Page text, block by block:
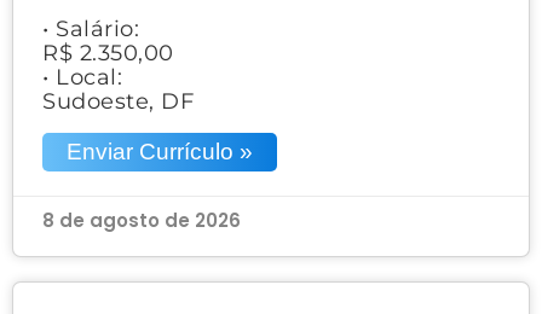
• Salário:
R$ 2.350,00
• Local:
Sudoeste, DF
Enviar Currículo »
8 de agosto de 2026